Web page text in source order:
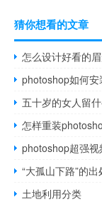
猜你想看的文章
怎么设计好看的
photoshop如何安
五十岁的女人留
怎样重装
photoshop超强视
“大孤山下路”的出
土地利用分类